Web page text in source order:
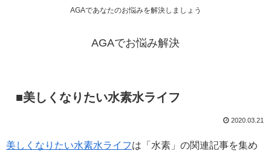
AGAであなたのお悩みを解決しましょう
AGAでお悩み解決
■美しくなりたい水素水ライフ
2020.03.21
美しくなりたい水素水ライフは「水素」の関連記事を集め